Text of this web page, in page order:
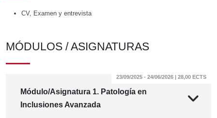
CV, Examen y entrevista
MÓDULOS / ASIGNATURAS
Módulo/Asignatura 1. Patología en
Inclusiones Avanzada
23/09/2025 - 24/06/2026 | 28,00 ECTS